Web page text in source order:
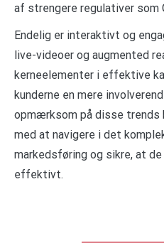
af strengere regulativer som
Endelig er interaktivt og
live-videoer og augmented
kerneelementer i effektive
kunderne en mere
opmærksom på disse trends
med at navigere i det
markedsføring og sikre, at
effektivt.